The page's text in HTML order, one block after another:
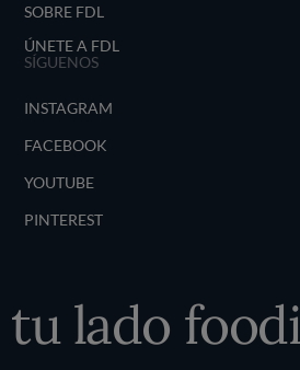
SOBRE FDL
ÚNETE A FDL
SÍGUENOS
INSTAGRAM
FACEBOOK
YOUTUBE
PINTEREST
lado foodie